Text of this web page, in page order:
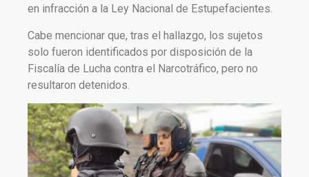
en infracción a la Ley Nacional de Estupefacientes.
Cabe mencionar que, tras el hallazgo, los sujetos
solo fueron identificados por disposición de la
Fiscalía de Lucha contra el Narcotráfico, pero no
resultaron detenidos.